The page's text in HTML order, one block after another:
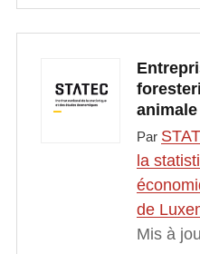
animale
Par
la
de
Mis à